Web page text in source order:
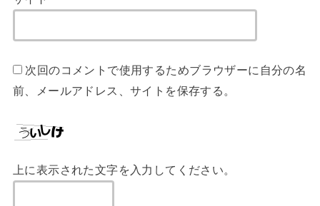
次回のコメントで使用するためブラウザーに自分の名
前、メールアドレス、サイトを保存する。
上に表示された文字を入力してください。